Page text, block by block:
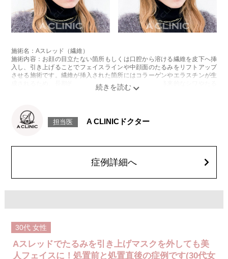
施術名：Aスレッド（繊維）
施術内容：お顔の目立たない箇所もしくは口腔から溶ける繊維を皮下へ挿
入し、引き上げることでフェイスラインや中顔面のたるみをリフトアップ
させる施術です。繊維が挿入された箇所にはコラーゲンやエラスチンが生
成されるため、長期的な美肌効果、肌質の改善効果、将来的なシワやたる
みの予防効果が期待できます。
とがございます。また、稀ではありますが、施術部位の細菌感染症、皮膚
のよれ、繊維の突出などが生じることがございます。化膿止め・痛み止め
費用：1部位 184,800円(税込)
オプション：笑気麻酔 3,300円(税込)
担当医 A CLINICドクター
症例詳細へ
30代 女性
Aスレッドでたるみを引き上げマスクを外しても美
人フェイスに！処置前と処置直後の症例です(30代女